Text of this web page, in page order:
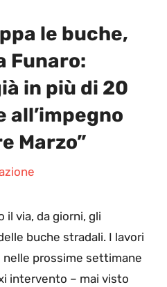
le buche,
Funaro:
in più di 20
all’impegno
Marzo”
il via, da giorni, gli
buche stradali. I lavori
nelle prossime settimane
intervento – mai visto